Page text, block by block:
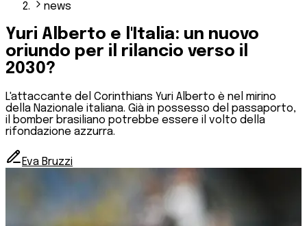
news
Yuri Alberto e l'Italia: un nuovo
oriundo per il rilancio verso il
2030?
L'attaccante del Corinthians Yuri Alberto è nel mirino
della Nazionale italiana. Già in possesso del passaporto,
il bomber brasiliano potrebbe essere il volto della
rifondazione azzurra.
Eva Bruzzi